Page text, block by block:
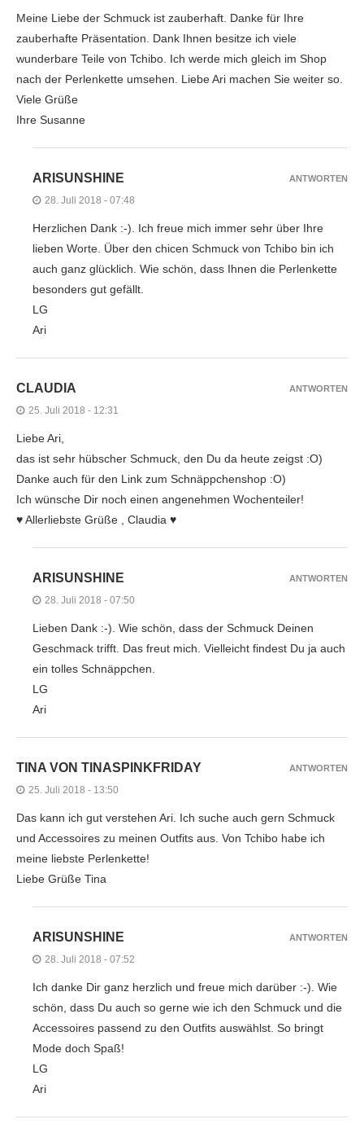
Meine Liebe der Schmuck ist zauberhaft. Danke für Ihre
zauberhafte Präsentation. Dank Ihnen besitze ich viele
wunderbare Teile von Tchibo. Ich werde mich gleich im Shop
nach der Perlenkette umsehen. Liebe Ari machen Sie weiter so.
Viele Grüße
Ihre Susanne
ARISUNSHINE
28. Juli 2018 - 07:48
Herzlichen Dank :-). Ich freue mich immer sehr über Ihre
lieben Worte. Über den chicen Schmuck von Tchibo bin ich
auch ganz glücklich. Wie schön, dass Ihnen die Perlenkette
besonders gut gefällt.
LG
Ari
ANTWORTEN
CLAUDIA
25. Juli 2018 - 12:31
Liebe Ari,
das ist sehr hübscher Schmuck, den Du da heute zeigst :O)
Danke auch für den Link zum Schnäppchenshop :O)
Ich wünsche Dir noch einen angenehmen Wochenteiler!
♥ Allerliebste Grüße , Claudia ♥
ANTWORTEN
ARISUNSHINE
28. Juli 2018 - 07:50
Lieben Dank :-). Wie schön, dass der Schmuck Deinen
Geschmack trifft. Das freut mich. Vielleicht findest Du ja auch
ein tolles Schnäppchen.
LG
Ari
ANTWORTEN
TINA VON TINASPINKFRIDAY
25. Juli 2018 - 13:50
Das kann ich gut verstehen Ari. Ich suche auch gern Schmuck
und Accessoires zu meinen Outfits aus. Von Tchibo habe ich
meine liebste Perlenkette!
Liebe Grüße Tina
ANTWORTEN
ARISUNSHINE
28. Juli 2018 - 07:52
Ich danke Dir ganz herzlich und freue mich darüber :-). Wie
schön, dass Du auch so gerne wie ich den Schmuck und die
Accessoires passend zu den Outfits auswählst. So bringt
Mode doch Spaß!
LG
Ari
ANTWORTEN